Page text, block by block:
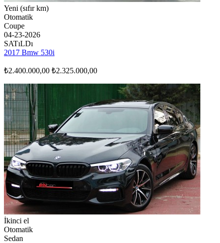
Yeni (sıfır km)
Otomatik
Coupe
04-23-2026
SATıLDı
2017 Bmw 530i
₺2.400.000,00 ₺2.325.000,00
İkinci el
Otomatik
Sedan